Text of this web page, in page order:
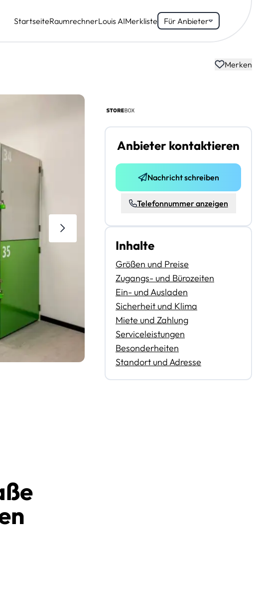
StartseiteRaumrechnerLouis AIMerkliste Für Anbieter
Merken
Anbieter kontaktieren
Nachricht schreiben
Telefonnummer anzeigen
Inhalte
Größen und Preise
Zugangs- und Bürozeiten
Ein- und Ausladen
Sicherheit und Klima
Miete und Zahlung
Serviceleistungen
Besonderheiten
Standort und Adresse